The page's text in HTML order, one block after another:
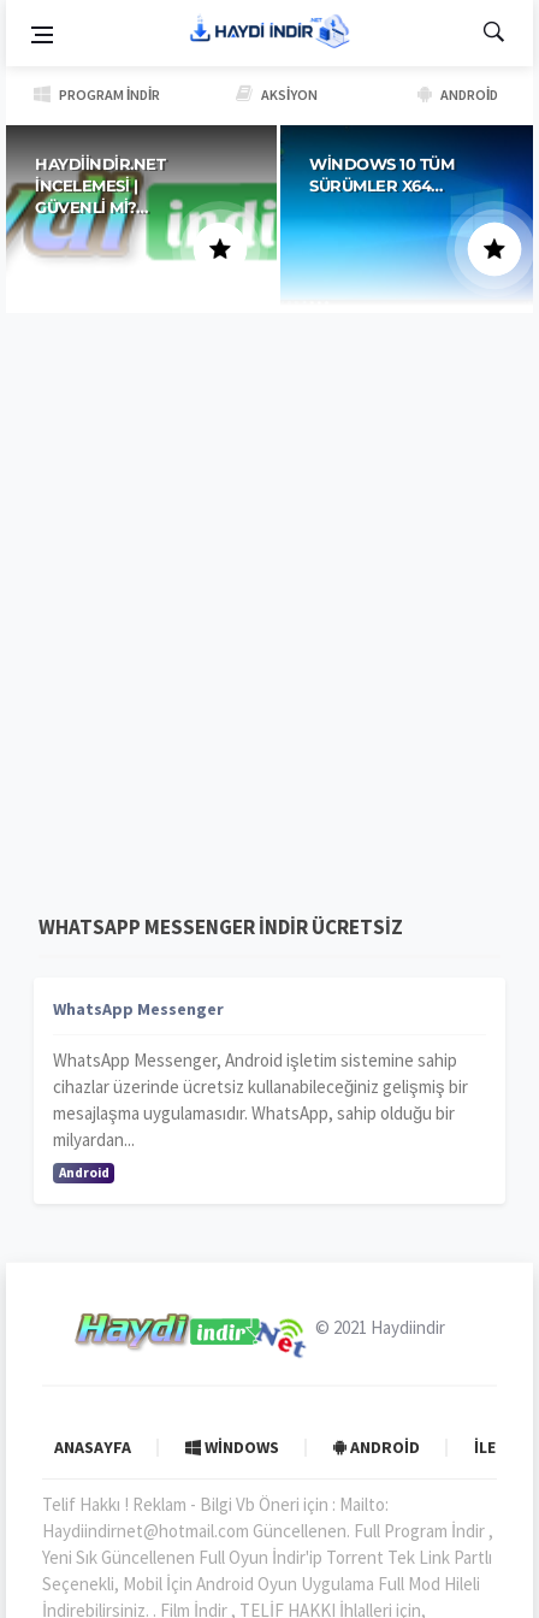
PROGRAM İNDIR AKSIYON ANDROID
HAYDIINDIR.NET
İNCELEMESI |
GÜVENLI MI?…
WINDOWS 10 TÜM
SÜRÜMLER X64…
WHATSAPP MESSENGER INDIR ÜCRETSIZ
WhatsApp Messenger
WhatsApp Messenger, Android işletim sistemine sahip
cihazlar üzerinde ücretsiz kullanabileceğiniz gelişmiş bir
mesajlaşma uygulamasıdır. WhatsApp, sahip olduğu bir
milyardan...
Android
© 2021 Haydiindir
ANASAYFA WINDOWS ANDROID İLETIŞIM
Telif Hakkı ! Reklam - Bilgi Vb Öneri için : Mailto:
Haydiindirnet@hotmail.com Güncellenen. Full Program İndir ,
Yeni Sık Güncellenen Full Oyun İndir'ip Torrent Tek Link Partlı
Seçenekli, Mobil İçin Android Oyun Uygulama Full Mod Hileli
İndirebilirsiniz. . Film İndir , TELİF HAKKI İhlalleri için,